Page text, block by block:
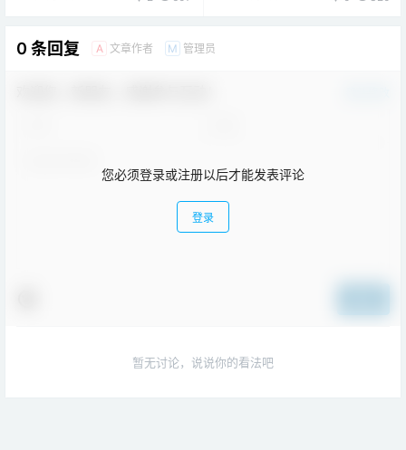
0 条回复 A 文章作者 M 管理员
您必须登录或注册以后才能发表评论
登录
暂无讨论，说说你的看法吧